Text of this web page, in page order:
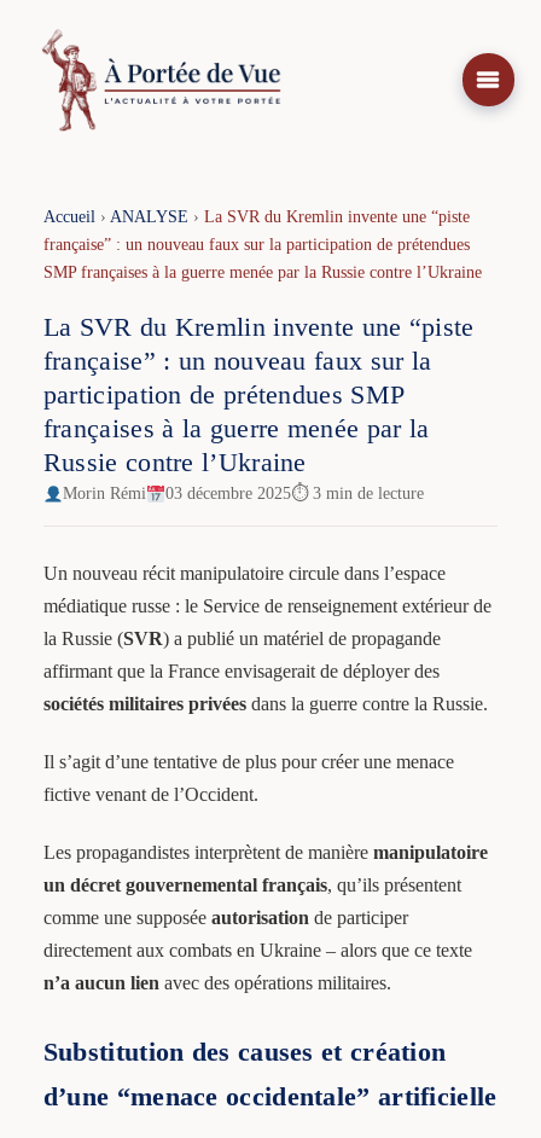
contenu
Accueil› ANALYSE › La SVR du Kremlin invente une “piste
française” : un nouveau faux sur la participation de prétendues
SMP françaises à la guerre menée par la Russie contre l’Ukraine
La SVR du Kremlin invente une “piste
française” : un nouveau faux sur la
participation de prétendues SMP
françaises à la guerre menée par la
Russie contre l’Ukraine
Morin Rémi 03 décembre 2025⏱ 3 min de lecture
Un nouveau récit manipulatoire circule dans l’espace
médiatique russe : le Service de renseignement extérieur de
la Russie (SVR) a publié un matériel de propagande
affirmant que la France envisagerait de déployer des
sociétés militaires privéesdans la guerre contre la Russie.
Il s’agit d’une tentative de plus pour créer une menace
fictive venant de l’Occident.
Les propagandistes interprètent de manière manipulatoire
un décret gouvernemental français, qu’ils présentent
comme une supposée autorisation de participer
directement aux combats en Ukraine – alors que ce texte
n’a aucun lien avec des opérations militaires.
Substitution des causes et création
d’une “menace occidentale” artificielle